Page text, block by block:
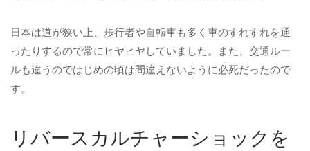
日本は道が狭い上、歩行者や自転車も多く車のすれすれを通
ったりするので常にヒヤヒヤしていました。また、交通ルー
ルも違うのではじめの頃は間違えないように必死だったので
す。
リバースカルチャーショックを